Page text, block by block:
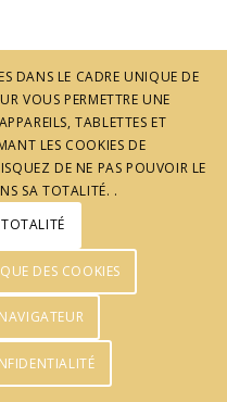
Pomclic
DANS LE CADRE UNIQUE DE
VOUS PERMETTRE UNE
TABLETTES ET
LES COOKIES DE
DE NE PAS POUVOIR LE
SA TOTALITÉ. .
DES COOKIES